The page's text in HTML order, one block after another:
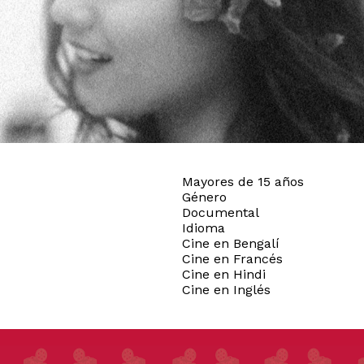
Mayores de 15 años
Género
Documental
Idioma
Cine en Bengalí
Cine en Francés
Cine en Hindi
Cine en Inglés